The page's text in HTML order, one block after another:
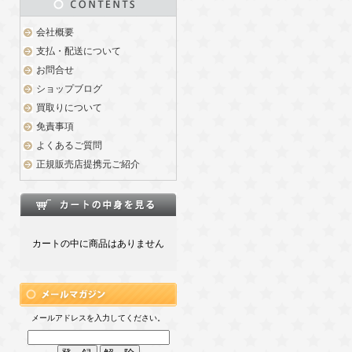
会社概要
支払・配送について
お問合せ
ショップブログ
買取りについて
免責事項
よくあるご質問
正規販売店提携元ご紹介
カートの中に商品はありません
メールアドレスを入力してください。